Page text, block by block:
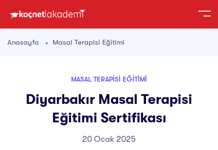
Anasayfa Masal Terapisi Eğitimi
MASAL TERAPISI EĞITIMI
Diyarbakır Masal Terapisi
Eğitimi Sertifikası
20 Ocak 2025